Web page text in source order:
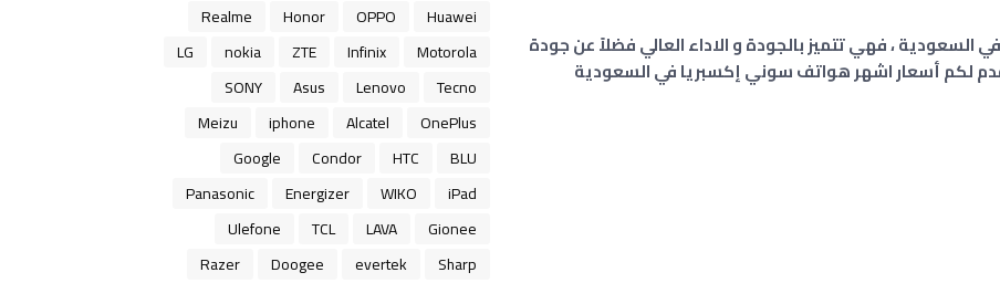
، فهي تتميز بالجودة و الاداء العالي فضلاً عن جودة
لكم أسعار اشهر هواتف سوني إكسبريا في السعودية
Huawei
OPPO
Honor
Realme
Motorola
Infinix
ZTE
nokia
LG
Tecno
Lenovo
Asus
SONY
OnePlus
Alcatel
iphone
Meizu
BLU
HTC
Condor
Google
iPad
WIKO
Energizer
Panasonic
Gionee
LAVA
TCL
Ulefone
Sharp
evertek
Doogee
Razer